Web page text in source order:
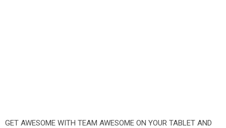
GET AWESOME WITH TEAM AWESOME ON YOUR TABLET AND